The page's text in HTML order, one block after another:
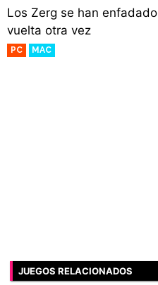
Los Zerg se han
vuelta otra vez
PC MAC
JUEGOS RELACIONADOS